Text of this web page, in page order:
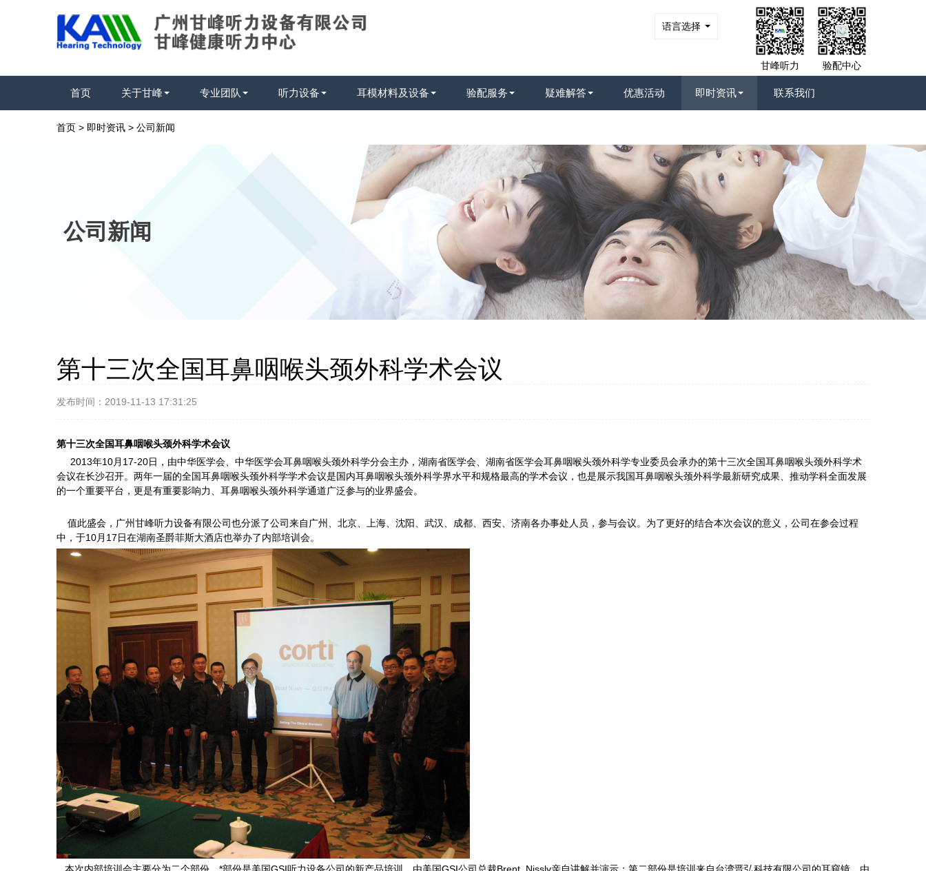
甘峰听力 验配中心
语言选择
首页 关于甘峰 专业团队 听力设备 耳模材料及设备 验配服务 疑难解答 优惠活动 即时资讯 联系我们
首页 > 即时资讯 > 公司新闻
公司新闻
第十三次全国耳鼻咽喉头颈外科学术会议
发布时间：2019-11-13 17:31:25
第十三次全国耳鼻咽喉头颈外科学术会议
2013年10月17-20日，由中华医学会、中华医学会耳鼻咽喉头颈外科学分会主办，湖南省医学会、湖南省医学会耳鼻咽喉头颈外科学专业委员会承办的第十三次全国耳鼻咽喉头颈外科学术
会议在长沙召开。两年一届的全国耳鼻咽喉头颈外科学学术会议是国内耳鼻咽喉头颈外科学界水平和规格最高的学术会议，也是展示我国耳鼻咽喉头颈外科学最新研究成果、推动学科全面发展
的一个重要平台，更是有重要影响力、耳鼻咽喉头颈外科学通道广泛参与的业界盛会。
值此盛会，广州甘峰听力设备有限公司也分派了公司来自广州、北京、上海、沈阳、武汉、成都、西安、济南各办事处人员，参与会议。为了更好的结合本次会议的意义，公司在参会过程
中，于10月17日在湖南圣爵菲斯大酒店也举办了内部培训会。